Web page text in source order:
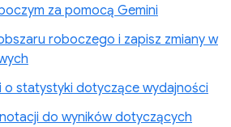
za pomocą Gemini
roboczego i zapisz zmiany w
o statystyki dotyczące wydajności
do wyników dotyczących